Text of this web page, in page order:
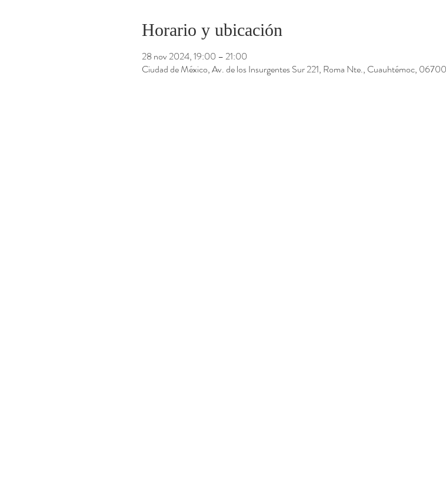
Horario y ubicación
28 nov 2024, 19:00 – 21:00
Ciudad de México, Av. de los Insurgentes Sur 221, Roma Nte., Cuauhtémoc,